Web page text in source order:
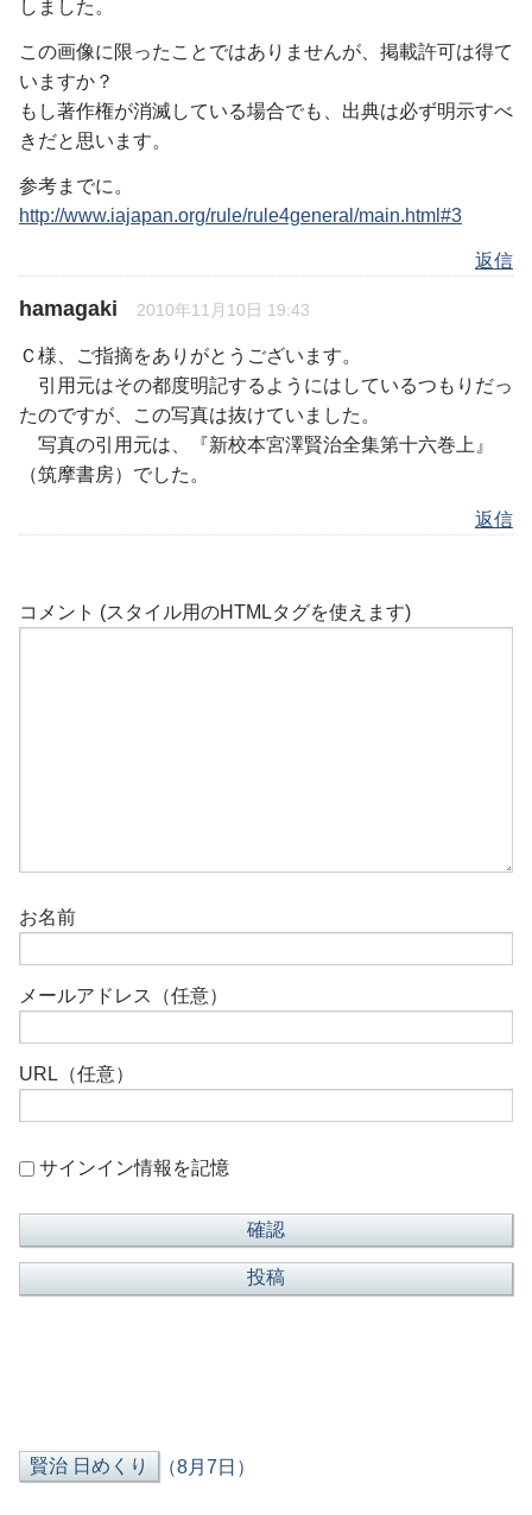
しました。
この画像に限ったことではありませんが、掲載許可は得て
いますか？
もし著作権が消滅している場合でも、出典は必ず明示すべ
きだと思います。
参考までに。
http://www.iajapan.org/rule/rule4general/main.html#3
返信
hamagaki 2010年11月10日 19:43
Ｃ様、ご指摘をありがとうございます。
引用元はその都度明記するようにはしているつもりだっ
たのですが、この写真は抜けていました。
写真の引用元は、『新校本宮澤賢治全集第十六巻上』
（筑摩書房）でした。
返信
コメント (スタイル用のHTMLタグを使えます)
お名前
メールアドレス（任意）
URL（任意）
サインイン情報を記憶
（8月7日）